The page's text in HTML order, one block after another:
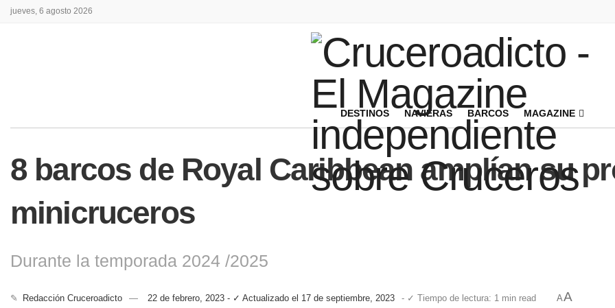
jueves, 6 agosto 2026
DESTINOS NAVIERAS BARCOS MAGAZINE
8 barcos de Royal Caribbean amplían su
minicruceros
Durante la temporada 2024 /2025
✎ Redacción Cruceroadicto 22 de febrero, 2023 - ✓ Actualizado el 17 de septiembre, 2023 - ✓ Tiempo de lectura: 1 min read AA